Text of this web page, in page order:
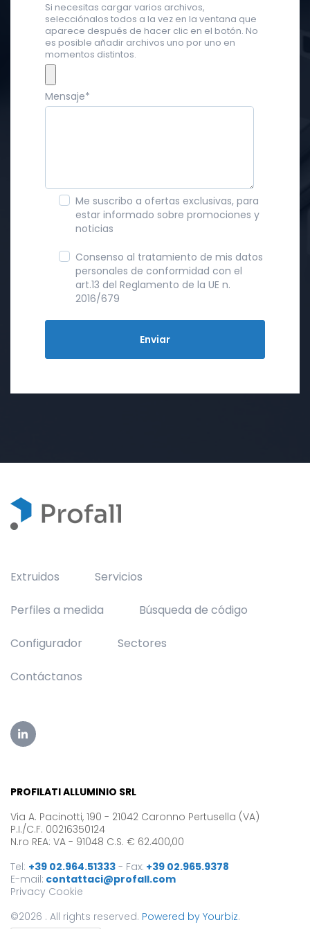
Si necesitas cargar varios archivos,
selecciónalos todos a la vez en la ventana que
aparece después de hacer clic en el botón. No
es posible añadir archivos uno por uno en
momentos distintos.
Mensaje*
Me suscribo a ofertas exclusivas, para
estar informado sobre promociones y
noticias
Consenso al tratamiento de mis datos
personales de conformidad con el
art.13 del Reglamento de la UE n.
2016/679
Extruidos Servicios
Perfiles a medida Búsqueda de código
Configurador Sectores
Contáctanos
PROFILATI ALLUMINIO SRL
Via A. Pacinotti, 190 - 21042 Caronno Pertusella (VA)
P.I./C.F. 00216350124
N.ro REA: VA - 91048 C.S. € 62.400,00
Tel: +39 02.964.51333 - Fax: +39 02.965.9378
E-mail: contattaci@profall.com
Privacy Cookie
©2026 . All rights reserved. Powered by Yourbiz.